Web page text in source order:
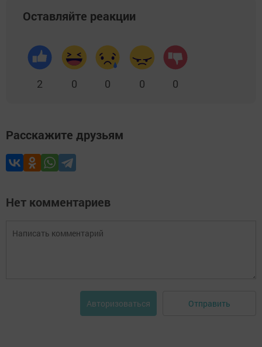
Оставляйте реакции
2 0 0 0 0
Расскажите друзьям
Нет комментариев
Авторизоваться Отправить